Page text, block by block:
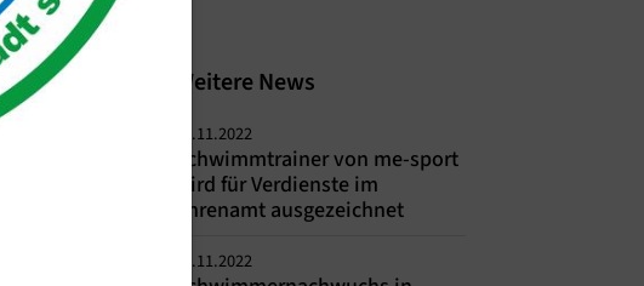
Weitere News
22.11.2022
Schwimmtrainer von me-sport
wird für Verdienste im
Ehrenamt ausgezeichnet
22.11.2022